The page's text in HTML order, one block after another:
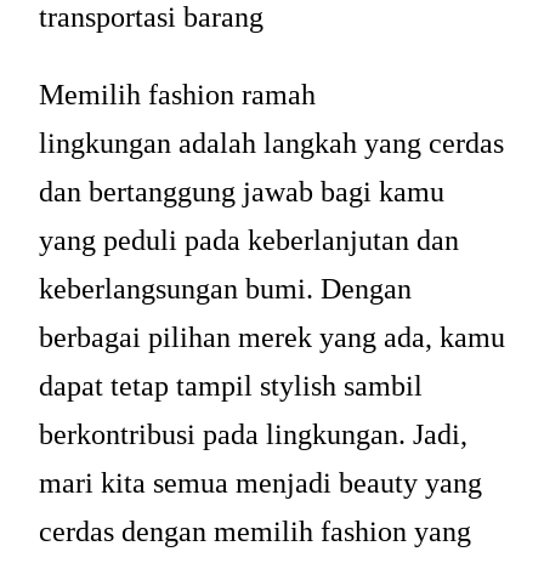
transportasi barang
Memilih fashion ramah
lingkungan adalah langkah yang cerdas
dan bertanggung jawab bagi kamu
yang peduli pada keberlanjutan dan
keberlangsungan bumi. Dengan
berbagai pilihan merek yang ada, kamu
dapat tetap tampil stylish sambil
berkontribusi pada lingkungan. Jadi,
mari kita semua menjadi beauty yang
cerdas dengan memilih fashion yang